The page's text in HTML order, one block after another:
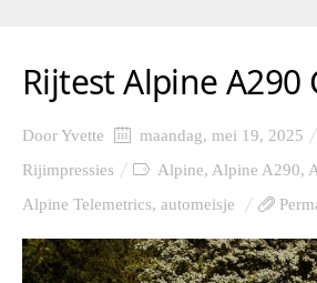
Rijtest Alpine A290
DoorYvette maandag, mei 19, 2025
Rijimpressies
Alpine, Alpine A290,
Alpine Telemetrics, automeisje